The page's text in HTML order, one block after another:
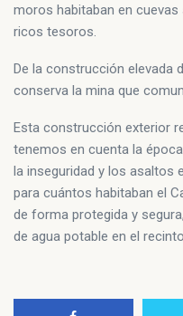
moros habitaban en
ricos tesoros.
De la construcción elevada
conserva la mina que
Esta construcción exterior
tenemos en cuenta la
la inseguridad y los asaltos
para cuántos habitaban el
de forma protegida y
de agua potable en el